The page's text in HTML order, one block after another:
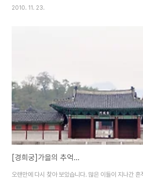
다. 최근의 심정으로는 아직도.. 아직도... 쓸쓸한 가을하
2010. 11. 23.
[경희궁]가을의 추억...
오랜만에 다시 찾아 보았습니다. 많은 이들이 지나간